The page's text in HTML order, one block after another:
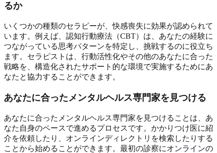
るか
いくつかの種類のセラピーが、快感喪失に効果が認められて
います。例えば、認知行動療法（CBT）は、あなたの経験に
つながっている思考パターンを特定し、挑戦するのに役立ち
ます。セラピストは、行動活性化やその他のあなたに合った
戦略を、構造化されたサポート的な環境で実施するためにあ
なたと協力することができます。
あなたに合ったメンタルヘルス専門家を見つける
あなたに合ったメンタルヘルス専門家を見つけることは、あ
なた自身のペースで進めるプロセスです。かかりつけ医に紹
介を依頼したり、オンラインディレクトリを検索したりする
ことから始めることができます。最初の診察にオンラインの